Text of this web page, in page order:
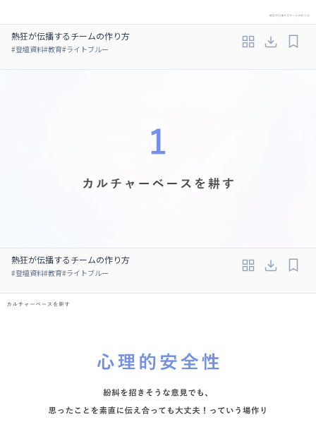
熱狂が伝播するチームの作り方
#登壇資料#教育#ライトブルー
熱狂が伝播するチームの作り方
#登壇資料#教育#ライトブルー